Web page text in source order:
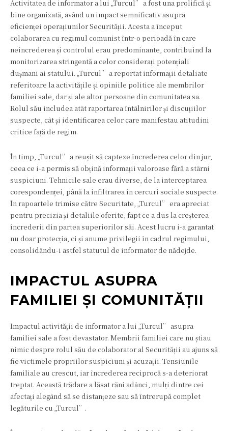
Activitatea de informator a lui „Turcul” a fost una prolifică și
bine organizată, având un impact semnificativ asupra
eficienței operațiunilor Securității. Acesta a început
colaborarea cu regimul comunist într-o perioadă în care
neîncrederea și controlul erau predominante, contribuind la
monitorizarea stringentă a celor considerați potențiali
dușmani ai statului. „Turcul” a reportat informații detaliate
referitoare la activitățile și opiniile politice ale membrilor
familiei sale, dar și ale altor persoane din comunitatea sa.
Rolul său includea atât raportarea întâlnirilor și discuțiilor
suspecte, cât și identificarea celor care manifestau atitudini
critice față de regim.
În timp, „Turcul” a reușit să capteze încrederea celor din jur,
ceea ce i-a permis să obțină informații valoroase fără a stârni
suspiciuni. Tehnicile sale erau diverse, de la interceptarea
corespondenței, până la infiltrarea în cercuri sociale suspecte.
În rapoartele trimise către Securitate, „Turcul” era apreciat
pentru precizia și detaliile oferite, fapt ce a dus la creșterea
încrederii din partea superiorilor săi. Acest lucru i-a garantat
nu doar protecția, ci și anume privilegii în cadrul regimului,
consolidându-i astfel statutul de informator de nădejde.
IMPACTUL ASUPRA
FAMILIEI ȘI COMUNITĂȚII
Impactul activității de informator a lui „Turcul” asupra
familiei sale a fost devastator. Membrii familiei care nu știau
nimic despre rolul său de colaborator al Securității au ajuns să
fie victimele propriilor suspiciuni și acuzații. Tensiunile
familiale au crescut, iar încrederea reciprocă s-a deteriorat
treptat. Această trădare a lăsat răni adânci, mulți dintre cei
afectați alegând să se distanțeze sau să întrerupă complet
legăturile cu „Turcul”.